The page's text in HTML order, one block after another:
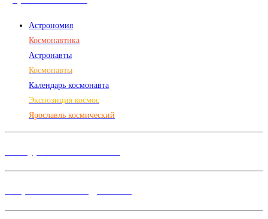
Астрономия
Космонавтика
Астронавты
Космонавты
Календарь космонавта
Экспозиция космос
Ярославль космический